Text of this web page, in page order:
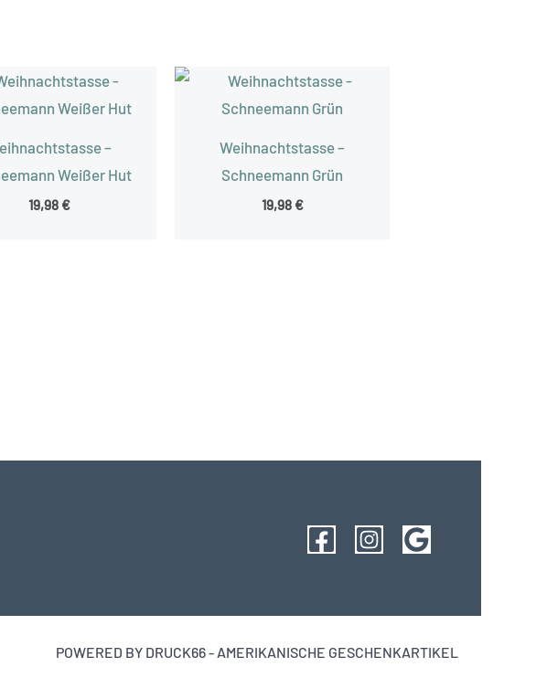
–
Weißer Hut
19,98 €
Weihnachtstasse –
Schneemann Grün
19,98 €
POWERED BY DRUCK66 - AMERIKANISCHE GESCHENKARTIKEL